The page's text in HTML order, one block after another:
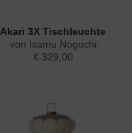
Akari 3X Tischleuchte
von Isamu Noguchi
€ 329,00